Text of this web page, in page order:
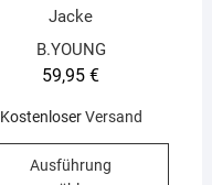
Jacke
B.YOUNG
59,95€
KostenloserVersand
Ausführung